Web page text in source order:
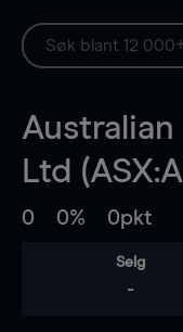
Ltd
0 0% 0pkt
Selg
-